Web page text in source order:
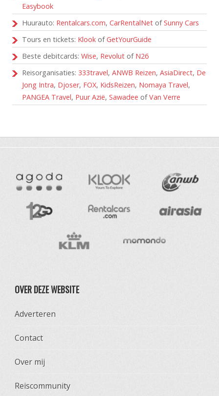
Easybook
Huurauto: Rentalcars.com, CarRentalNet ofSunny Cars
Tours en tickets: Klook ofGetYourGuide
Beste debitcards: Wise, Revolut of N26
Reisorganisaties: 333travel, ANWB Reizen, AsiaDirect, De
Jong Intra, Djoser, FOX, KidsReizen, Nomaya Travel,
PANGEA Travel, Puur Azië, Sawadee ofVan Verre
OVER DEZE WEBSITE
Adverteren
Contact
Over mij
Reiscommunity